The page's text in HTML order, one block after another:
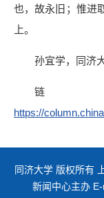
也，故永旧；惟进
上。
孙宜学，同济
https://
同济大学 版权所有
新闻中心主办